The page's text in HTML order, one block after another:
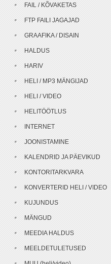
FAIL / KÕVAKETAS
FTP FAILI JAGAJAD
GRAAFIKA / DISAIN
HALDUS
HARIV
HELI / MP3 MÄNGIJAD
HELI / VIDEO
HELITÖÖTLUS
INTERNET
JOONISTAMINE
KALENDRID JA PÄEVIKUD
KONTORITARKVARA
KONVERTERID HELI / VIDEO
KUJUNDUS
MÄNGUD
MEEDIA HALDUS
MEELDETULETUSED